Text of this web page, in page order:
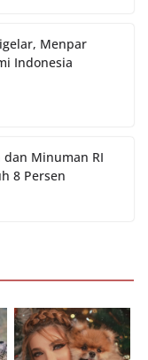
Menpar
Indonesia
Minuman RI
8 Persen